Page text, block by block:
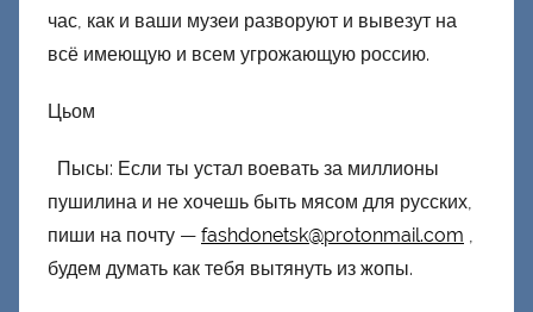
час, как и ваши музеи разворуют и вывезут на
всё имеющую и всем угрожающую россию.
Цьом
Пысы: Если ты устал воевать за миллионы
пушилина и не хочешь быть мясом для русских,
пиши на почту — fashdonetsk@protonmail.com ,
будем думать как тебя вытянуть из жопы.